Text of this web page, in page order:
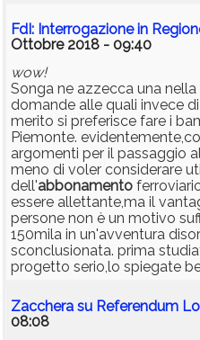
FdI: Interrogazione in
Ottobre 2018 - 09:40
wow!
Songa ne azzecca una
domande alle quali invece
merito si preferisce fare i
Piemonte.
argomenti per il passaggio
meno di voler considerare
dell'abbonamento
essere allettante,ma il
persone non è un motivo
150mila in un'avventura
sconclusionata. prima
progetto serio,lo spiegate
Zacchera su Referendum
08:08